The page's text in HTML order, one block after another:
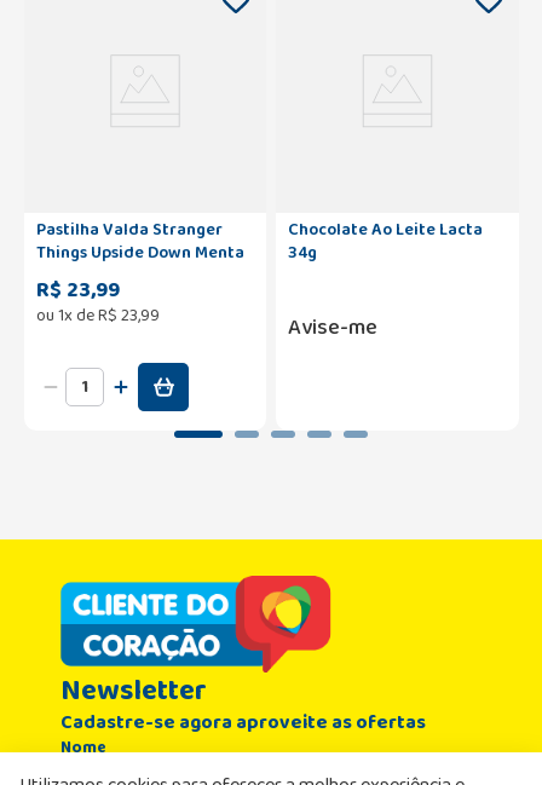
Pastilha Valda Stranger
Things Upside Down Menta
Freeze Lata 50g
R$ 23,99
ou1x deR$23,99
Chocolate Ao Leite Lacta
34g
Avise-me
Newsletter
Cadastre-se agora aproveite as ofertas
Nome